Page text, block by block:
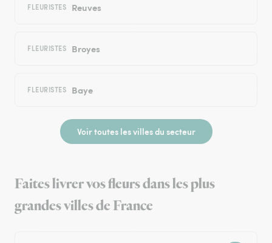
FLEURISTES Reuves
FLEURISTES Broyes
FLEURISTES Baye
Voir toutes les villes du secteur
Faites livrer vos fleurs dans les plus
grandes villes de France